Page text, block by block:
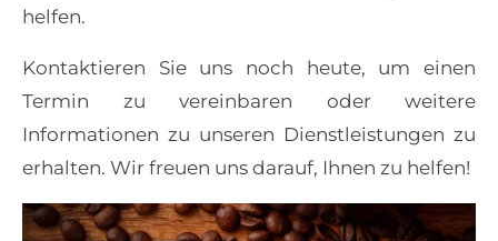
helfen.
Kontaktieren Sie uns noch heute, um einen
Termin zu vereinbaren oder weitere
Informationen zu unseren Dienstleistungen zu
erhalten. Wir freuen uns darauf, Ihnen zu helfen!